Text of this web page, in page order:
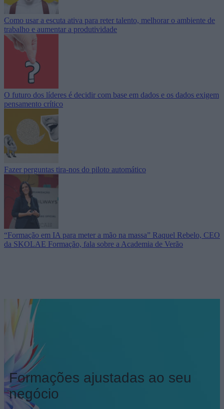
Como usar a escuta ativa para reter talento, melhorar o ambiente de
trabalho e aumentar a produtividade
O futuro dos líderes é decidir com base em dados e os dados exigem
pensamento crítico
Fazer perguntas tira-nos do piloto automático
“Formação em IA para meter a mão na massa” Raquel Rebelo, CEO
da SKOLAE Formação, fala sobre a Academia de Verão
Formações ajustadas ao seu
negócio